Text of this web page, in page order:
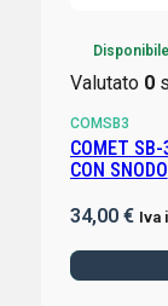
Disponibile
Valutato 0
COMSB3
COMET
CON SNODO
34,00 € Iva